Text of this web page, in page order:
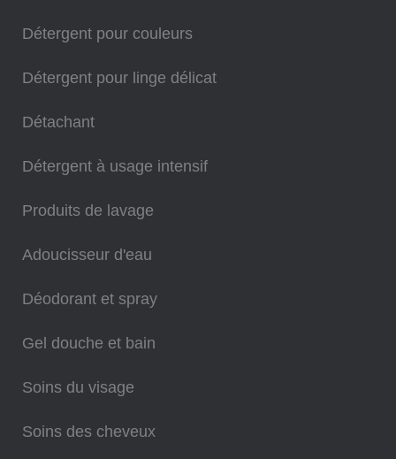
Détergent pour couleurs
Détergent pour linge délicat
Détachant
Détergent à usage intensif
Produits de lavage
Adoucisseur d'eau
Déodorant et spray
Gel douche et bain
Soins du visage
Soins des cheveux